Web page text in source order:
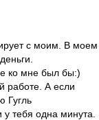
с моим. В моем
ко мне был бы:)
работе. А если
Гугль
тебя одна минута.